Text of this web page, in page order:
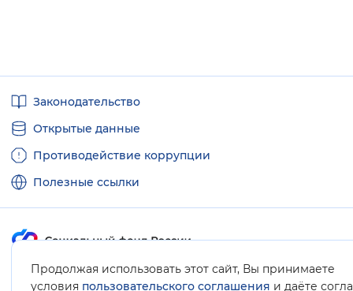
Продолжая использовать этот сайт, Вы принимаете
условия пользовательского соглашения и даёте
ссылкиЗаконодательство
Открытые данные
Противодействие коррупции
Полезные ссылки
Карта сайта